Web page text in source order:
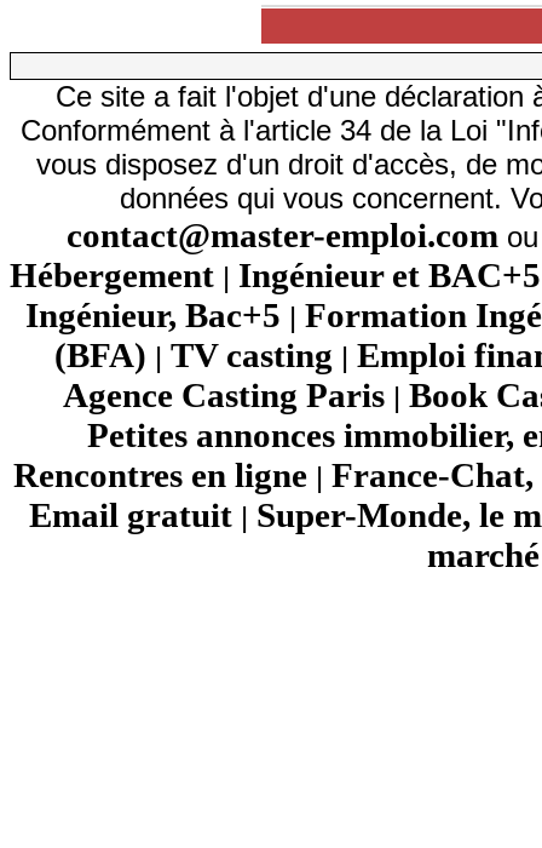
Ce site a fait l'objet d'une déclaration
Conformément à l'article 34 de la Loi
vous disposez d'un droit d'accès, de
données qui vous concernent.
contact@master-emploi.com
Hébergement | Ingénieur et
Ingénieur, Bac+5 | Formation
(BFA) | TV casting | Emploi
Agence Casting Paris | Book
Petites annonces immobilier,
Rencontres en ligne | France-Chat,
Email gratuit| Super-Monde, le